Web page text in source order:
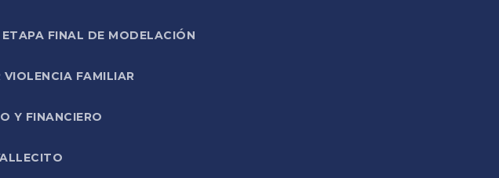
FINAL DE MODELACIÓN
FAMILIAR
Y FINANCIERO